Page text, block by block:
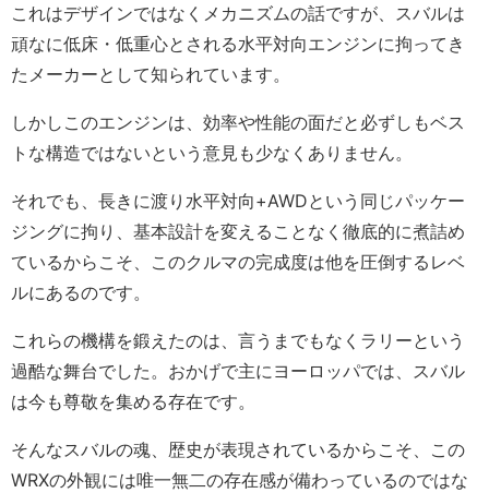
これはデザインではなくメカニズムの話ですが、スバルは
頑なに低床・低重心とされる水平対向エンジンに拘ってき
たメーカーとして知られています。
しかしこのエンジンは、効率や性能の面だと必ずしもベス
トな構造ではないという意見も少なくありません。
それでも、長きに渡り水平対向+AWDという同じパッケー
ジングに拘り、基本設計を変えることなく徹底的に煮詰め
ているからこそ、このクルマの完成度は他を圧倒するレベ
ルにあるのです。
これらの機構を鍛えたのは、言うまでもなくラリーという
過酷な舞台でした。おかげで主にヨーロッパでは、スバル
は今も尊敬を集める存在です。
そんなスバルの魂、歴史が表現されているからこそ、この
WRXの外観には唯一無二の存在感が備わっているのではな